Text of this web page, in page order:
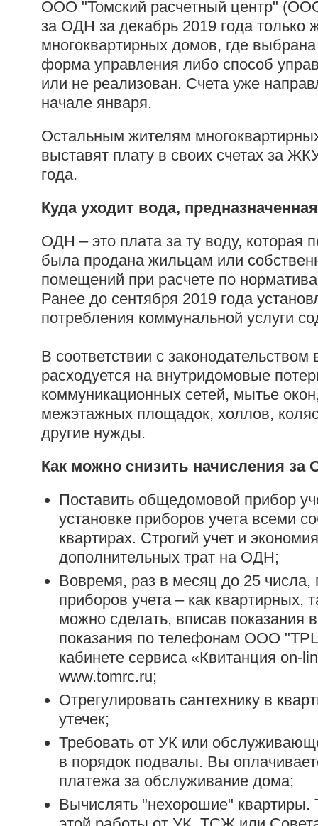
ООО "Томский расчетный центр"
за ОДН за декабрь 2019 года только
многоквартирных домов, где
форма управления либо способ
или не реализован. Счета уже
начале января.
Остальным жителям
выставят плату в своих счетах за
года.
Куда уходит вода,
ОДН – это плата за ту воду, которая
была продана жильцам или
помещений при расчете по
Ранее до сентября 2019 года
потребления коммунальной услуги
В соответствии с
расходуется на внутридомовые
коммуникационных сетей, мытье
межэтажных площадок, холлов,
другие нужды.
Как можно снизить начисления за
Поставить общедомовой прибор
установке приборов учета всеми
квартирах. Строгий учет и
дополнительных трат на ОДН;
Вовремя, раз в месяц до 25 числа,
приборов учета – как
можно сделать, вписав показания
показания по телефонам ООО
кабинете сервиса «Квитанция on-
www.tomrc.ru;
Отрегулировать сантехнику в
утечек;
Требовать от УК или
в порядок подвалы. Вы
платежа за обслуживание дома;
Вычислять "нехорошие" квартиры.